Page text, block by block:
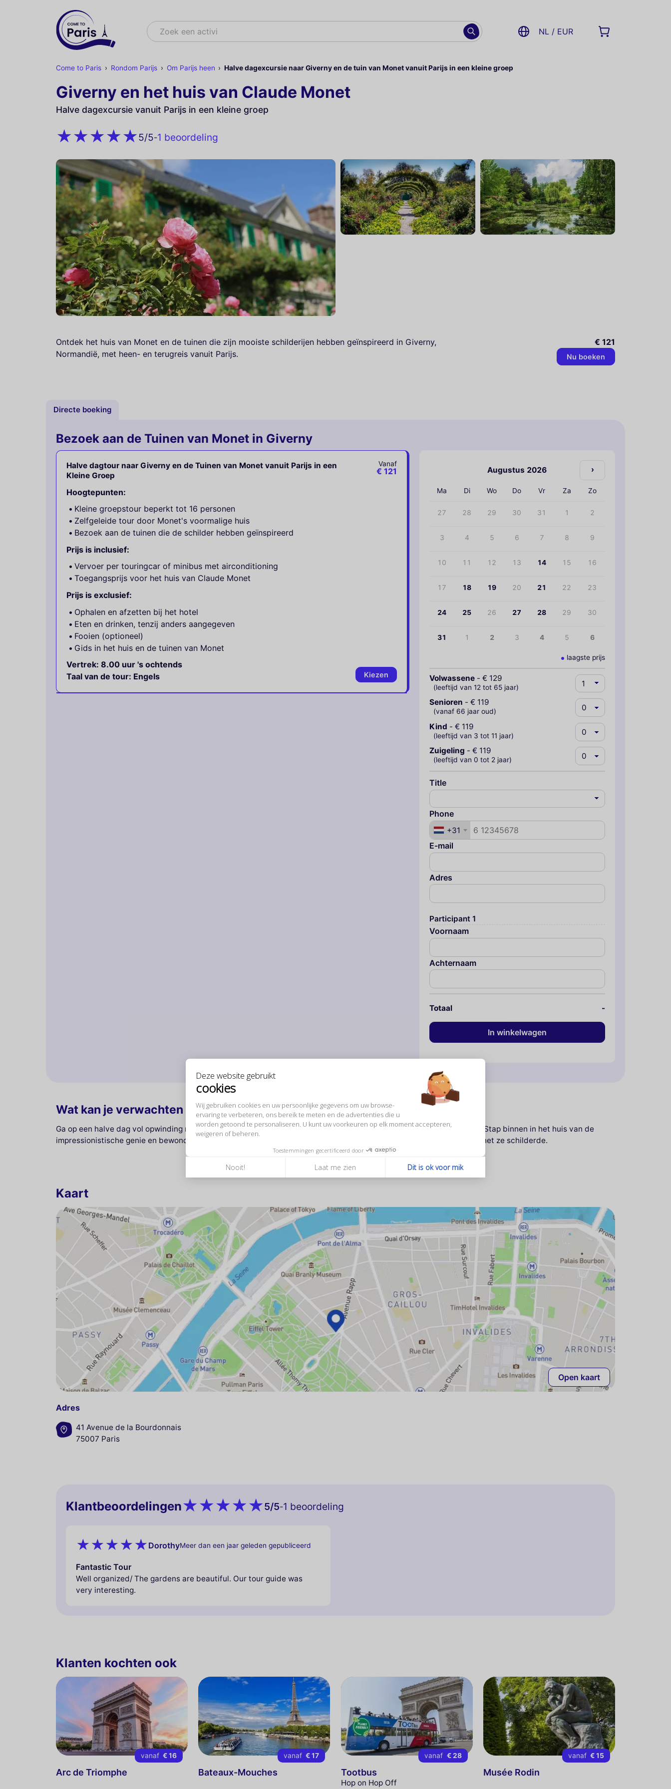
Deze website gebruikt
cookies
Wij gebruiken cookies en uw persoonlijke gegevens om uw browse-
ervaring te verbeteren, ons bereik te meten en de advertenties die u
worden getoond te personaliseren. U kunt uw voorkeuren op elk moment accepteren,
weigeren of beheren.
Toestemmingen gecertificeerd door
Nooit! Laat me zien Dit is ok voor mik
ZoekZoek een activiteit NL / EUR
Come to Paris Rondom Parijs Om Parijs heen Halve dagexcursie naar Giverny en de tuin van Monet vanuit Parijs in een kleine groep
Giverny en het huis van Claude Monet
Halve dagexcursie vanuit Parijs in een kleine groep
5/5-1 beoordeling
Ontdek het huis van Monet en de tuinen die zijn mooiste schilderijen hebben geïnspireerd in Giverny,
Normandië, met heen- en terugreis vanuit Parijs.
€ 121
Nu boeken
Directe boeking
Bezoek aan de Tuinen van Monet in Giverny
Halve dagtour naar Giverny en de Tuinen van Monet vanuit Parijs in een
Kleine Groep
Hoogtepunten:
Kleine groepstour beperkt tot 16 personen
Zelfgeleide tour door Monet's voormalige huis
Bezoek aan de tuinen die de schilder hebben geïnspireerd
Prijs is inclusief:
Vervoer per touringcar of minibus met airconditioning
Toegangsprijs voor het huis van Claude Monet
Prijs is exclusief:
Ophalen en afzetten bij het hotel
Eten en drinken, tenzij anders aangegeven
Fooien (optioneel)
Gids in het huis en de tuinen van Monet
Vertrek: 8.00 uur 's ochtends
Taal van de tour: Engels
Vanaf
€ 121
Kiezen
Augustus 2026 ›
Ma Di Wo Do Vr Za Zo
27 28 29 30 31 1 2
3 4 5 6 7 8 9
10 11 12 13 14 15 16
17 18 19 20 21 22 23
24 25 26 27 28 29 30
31 1 2 3 4 5 6
laagste prijs
Volwassene - € 129
(leeftijd van 12 tot 65 jaar)
Senioren - € 119
(vanaf 66 jaar oud)
Kind - € 119
(leeftijd van 3 tot 11 jaar)
Zuigeling - € 119
(leeftijd van 0 tot 2 jaar)
Title
Phone
+31
E-mail
Adres
Participant 1
Voornaam
Achternaam
Totaal -
In winkelwagen
Wat kan je verwachten
Ga op een halve dag vol opwinding naar Normandië om het prachtige huis van Claude Monet in Giverny te bezoeken. Stap binnen in het huis van de
impressionistische genie en bewonder zijn schitterende collectie Japanse prenten. De tuinen zijn behouden zoals Monet ze schilderde.
Kaart
Open kaart
Adres
41 Avenue de la Bourdonnais
75007 Paris
Klantbeoordelingen 5/5-1 beoordeling
DorothyMeer dan een jaar geleden gepubliceerd
Fantastic Tour
Well organized/ The gardens are beautiful. Our tour guide was
very interesting.
Klanten kochten ook
vanaf € 16
Arc de Triomphe
vanaf € 17
Bateaux-Mouches
vanaf € 28
Tootbus
Hop on Hop Off
vanaf € 15
Musée Rodin